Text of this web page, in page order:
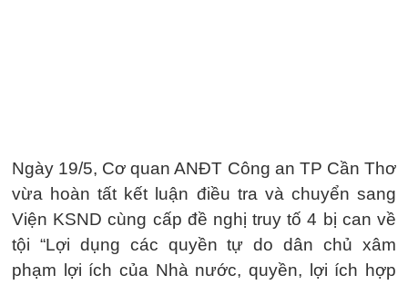
Ngày 19/5, Cơ quan ANĐT Công an TP Cần Thơ
vừa hoàn tất kết luận điều tra và chuyển sang
Viện KSND cùng cấp đề nghị truy tố 4 bị can về
tội “Lợi dụng các quyền tự do dân chủ xâm
phạm lợi ích của Nhà nước, quyền, lợi ích hợp